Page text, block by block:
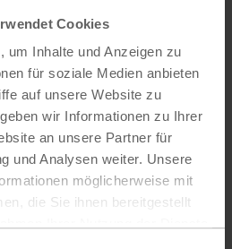
Cookies
um Inhalte und Anzeigen zu
für soziale Medien anbieten
auf unsere Website zu
wir Informationen zu Ihrer
an unsere Partner für
und Analysen weiter. Unsere
möglicherweise mit
die Sie ihnen bereitgestellt